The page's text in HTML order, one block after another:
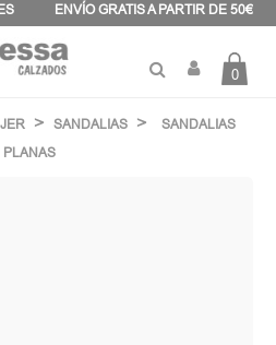
ENVÍO GRATIS A PARTIR DE 50€
0
SANDALIAS
SANDALIAS
PLANAS